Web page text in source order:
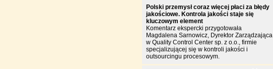
Polski przemysł coraz więcej płaci za błędy
jakościowe. Kontrola jakości staje się
kluczowym element
Komentarz ekspercki przygotowała
Magdalena Sarnowicz, Dyrektor Zarządzająca
w Quality Control Center sp. z o.o., firmie
specjalizującej się w kontroli jakości i
outsourcingu procesowym.